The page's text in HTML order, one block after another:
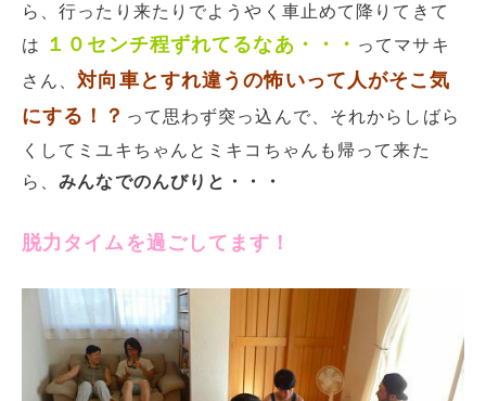
ら、行ったり来たりでようやく車止めて降りてきて
は
１０センチ程ずれてるなあ・・・ ってマサキ
さん、対向車とすれ違うの怖いって人がそこ気
にする！？ って思わず突っ込んで、それからしばら
くしてミユキちゃんとミキコちゃんも帰って来た
ら、みんなでのんびりと・・・
脱力タイムを過ごしてます！